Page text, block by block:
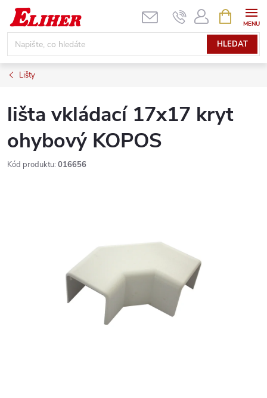
Přejít
obsah
HLEDAT
NÁKUPNÍ
KOŠÍK
Lišty
lišta vkládací 17x17 kryt
ohybový KOPOS
Kód produktu: 016656